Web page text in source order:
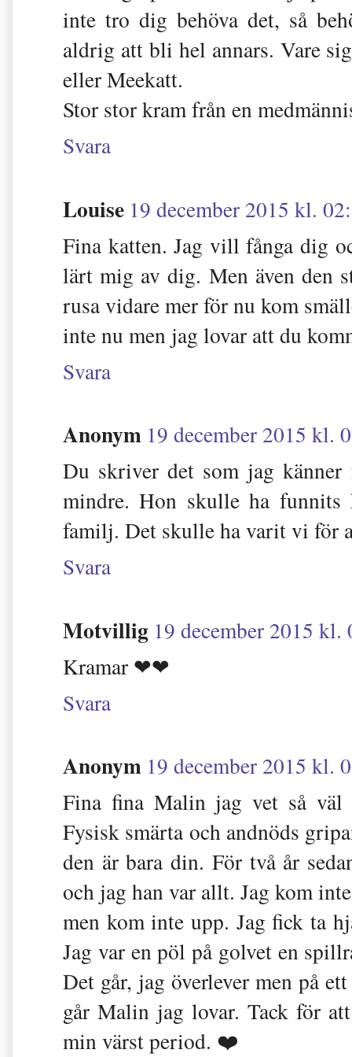
inte tro dig behöva det, så
aldrig att bli hel annars. Vare
eller Meekatt.
Stor stor kram från en
Svara
Louise 19 december 2015 kl.
Fina katten. Jag vill fånga dig
lärt mig av dig. Men även den
rusa vidare mer för nu kom
inte nu men jag lovar att du
Svara
Anonym 19 december 2015 kl.
Du skriver det som jag
mindre. Hon skulle ha
familj. Det skulle ha varit vi för
Svara
Motvillig 19 december 2015 kl.
Kramar ❤❤
Svara
Anonym 19 december 2015 kl.
Fina fina Malin jag vet så väl
Fysisk smärta och andnöds
den är bara din. För två år
och jag han var allt. Jag kom
men kom inte upp. Jag fick ta
Jag var en pöl på golvet en
Det går, jag överlever men på
går Malin jag lovar. Tack för
min värst period. ❤️